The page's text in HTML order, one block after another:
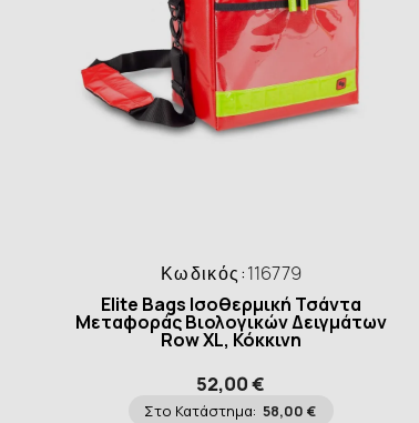
Κωδικός:116779
Elite Bags Ισοθερμική Τσάντα
Μεταφοράς Βιολογικών Δειγμάτων
Row XL, Κόκκινη
52,00 €
Στο Κατάστημα: 58,00 €